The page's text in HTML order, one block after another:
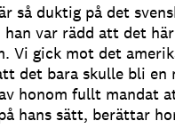
så duktig på det
han var rädd att det
Vi gick mot det
det bara skulle bli en
honom fullt mandat
hans sätt, berättar